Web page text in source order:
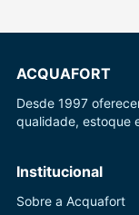
ACQUAFORT
Desde 1997
qualidade, estoque
Institucional
Sobre a Acquafort